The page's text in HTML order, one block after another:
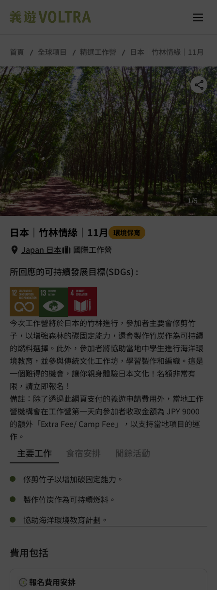
首頁 全球項目 精選工作營 日本｜竹林情緣｜11月
日本｜竹林情緣｜11月 環境保育
Japan 日本 國際工作營
1/5
所回應的可持續發展目標(SDGs) :
今次工作營將於日本的竹林進行，參加者主要會修剪竹
子，以增強森林的碳固定能力，還會製作竹炭作為可持續
的燃料選擇。此外，參加者將協助當地中學生進行海洋環
境教育，並參與傳統文化工作坊，學習製作和編織。這是
一個難得的機會，讓你親身體驗日本文化！名額非常有
限，請立即報名！
備註：除了透過此網頁支付的義遊申請費用外，當地工作
營機構會在工作營第一天向參加者收取金額為 JPY 9000
的額外「Extra Fee/ Camp Fee」，以支持當地項目的運
作。
主要工作 食宿安排 閒餘活動
修剪竹子以增加碳固定能力。
製作竹炭作為可持續燃料。
協助海洋環境教育計劃。
費用包括
報名費用安排
舉行城市/地點 (只供參考)
Japan 日本